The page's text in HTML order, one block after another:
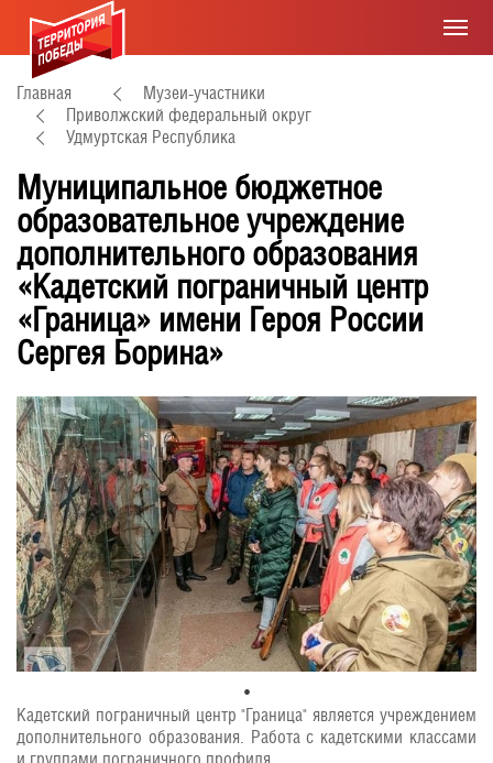
Главная
Музеи-участники
Приволжский федеральный округ
Удмуртская Республика
Муниципальное бюджетное
образовательное учреждение
дополнительного образования
«Кадетский пограничный центр
«Граница» имени Героя России
Сергея Борина»
Кадетский пограничный центр "Граница" является учреждением
дополнительного образования. Работа с кадетскими классами